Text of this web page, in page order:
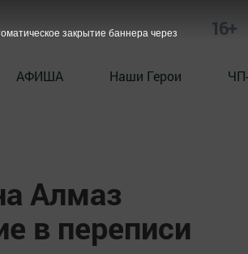
16+
АФИША Наши Герои
Алмаз
в переписи
закрытие баннера через